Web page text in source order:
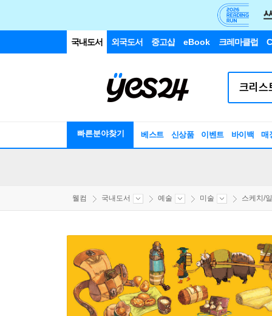
국내도서 외국도서 중고샵 eBook 크레마클럽
빠른분야찾기 베스트 신상품 이벤트 바이백 매
웰컴 국내도서 예술 미술 스케치/